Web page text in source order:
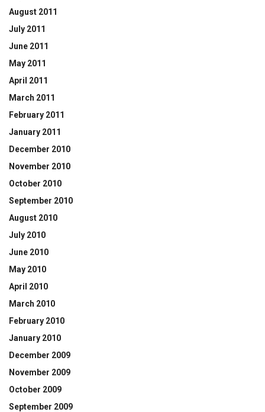
August 2011
July 2011
June 2011
May 2011
April 2011
March 2011
February 2011
January 2011
December 2010
November 2010
October 2010
September 2010
August 2010
July 2010
June 2010
May 2010
April 2010
March 2010
February 2010
January 2010
December 2009
November 2009
October 2009
September 2009